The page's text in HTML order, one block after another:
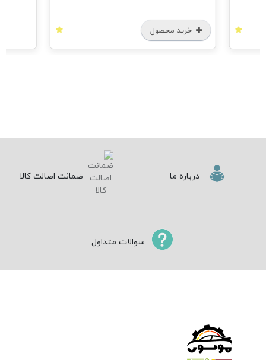
خرید محصول
درباره ما ضمانت اصالت کالا
سوالات متداول